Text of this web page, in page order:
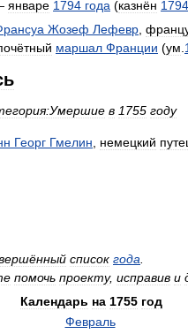
январе 1794 года (казнён 1794
Жозеф Лефевр
маршал Франции (ум
в 1755 году
Георг Гмелин немецкий
список года
помочь проекту, исправив и
Календарь на 1755 год
Февраль